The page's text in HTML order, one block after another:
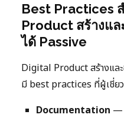
Best Practices
Product สร้างแ
ได้ Passive
Digital Product สร้างแล
มี best practices ที่ผู้เชี่ย
Documentation —